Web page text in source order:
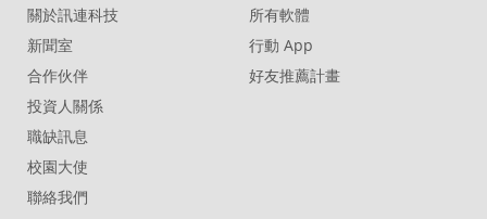
關於訊連科技
新聞室
合作伙伴
投資人關係
職缺訊息
校園大使
聯絡我們
所有軟體
行動 App
好友推薦計畫